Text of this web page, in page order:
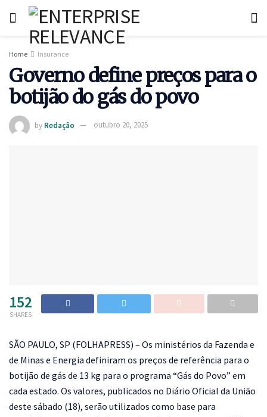
Home Insurance
Governo define preços para o
botijão do gás do povo
by Redação outubro 20, 2025
152
SHARES
SÃO PAULO, SP (FOLHAPRESS) – Os ministérios da Fazenda e
de Minas e Energia definiram os preços de referência para o
botijão de gás de 13 kg para o programa “Gás do Povo” em
cada estado. Os valores, publicados no Diário Oficial da União
deste sábado (18), serão utilizados como base para